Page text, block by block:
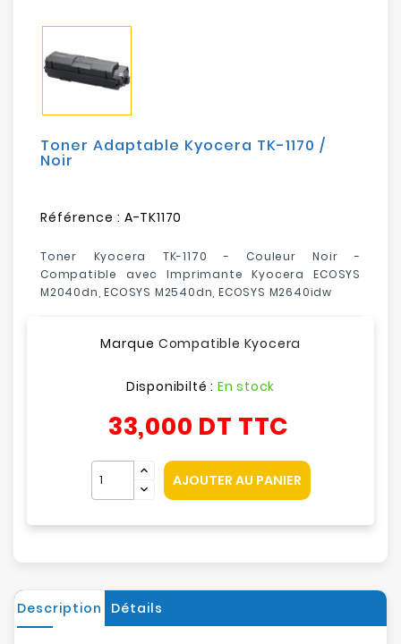
Sécurité
Toner Adaptable Kyocera TK-1170 /
Noir
Référence : A-TK1170
Toner Kyocera TK-1170 - Couleur Noir -
Compatible avec Imprimante Kyocera ECOSYS
M2040dn, ECOSYS M2540dn, ECOSYS M2640idw
Marque Compatible Kyocera
Disponibilté : En stock
33,000 DT TTC
AJOUTER AU PANIER
Description Détails